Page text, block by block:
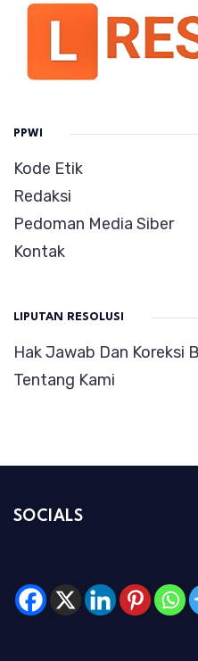
PPWI
Kode Etik
Redaksi
Pedoman Media Siber
Kontak
LIPUTAN RESOLUSI
Hak Jawab Dan Koreksi
Tentang Kami
SOCIALS